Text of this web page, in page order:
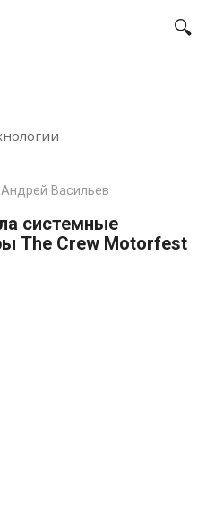
Андрей Васильев
системные
The Crew Motorfest